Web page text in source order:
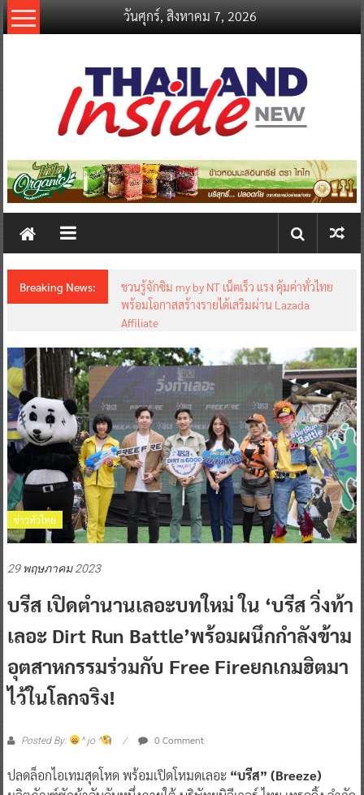
Skip
to
วันศุกร์, สิงหาคม 7, 2026
thailandinsidenew.com
Thailand
New
Breaking News:
ชวนรู้จักซิม my by NT เน็ตเร็ว แรง คุ้มค่าทั่วไทย
พร้อมโอกาสสร้างรายได้เสริมผ่าน Lazada
Affiliate
ข่าวทั่วไทย
29 พฤษภาคม 2023
บรีส เปิดตำนานเลอะบทใหม่ ใน ‘บรีส วิ่งท้า
เลอะ Dirt Run Battle’พร้อมผนึกกำลังข้าม
อุตสาหกรรมร่วมกับ Free Fireยกเกมฮิตมา
ไว้ในโลกจริง!
Posted By: ^ jo ^ 0 Comment
ปลดล็อกไอเทมสุดโหด พร้อมเปิดโหมดเลอะ “บรีส” (Breeze)